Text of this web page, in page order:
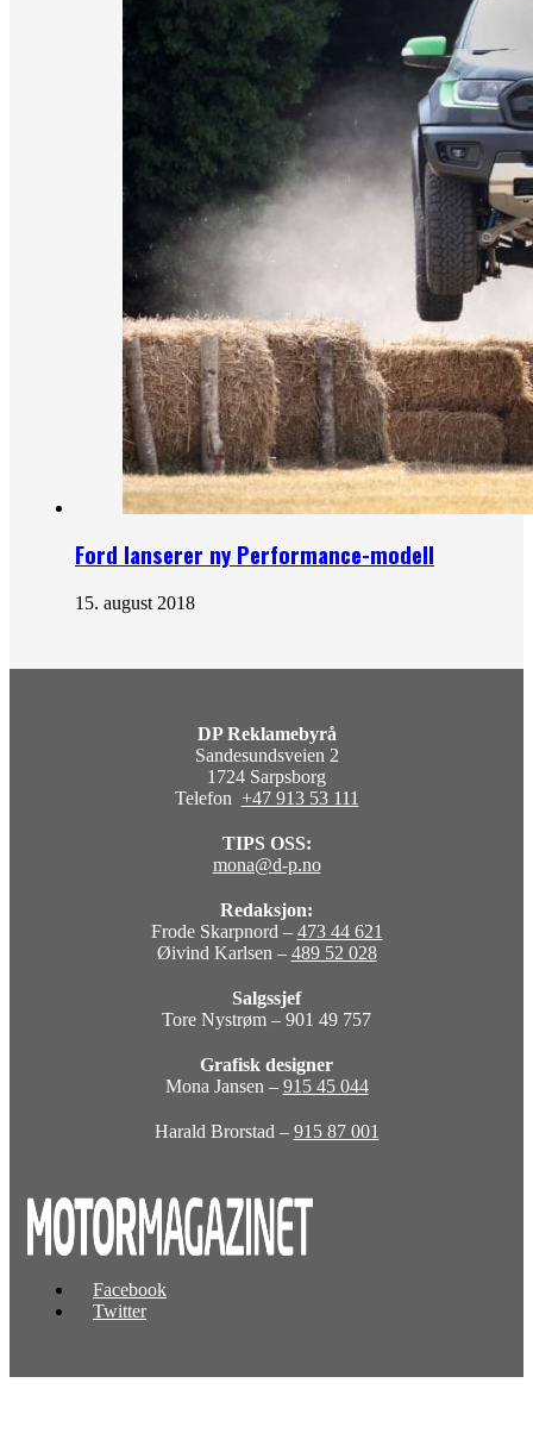
Ford lanserer ny Performance-modell
15. august 2018
DP Reklamebyrå
Sandesundsveien 2
1724 Sarpsborg
Telefon +47 913 53 111
TIPS OSS:
mona@d-p.no
Redaksjon:
Frode Skarpnord – 473 44 621
Øivind Karlsen – 489 52 028
Salgssjef
Tore Nystrøm – 901 49 757
Grafisk designer
Mona Jansen – 915 45 044
Harald Brorstad – 915 87 001
Facebook
Twitter